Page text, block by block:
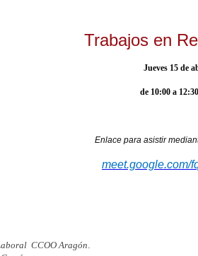
Trabajos en
Jueves 15 de
de 10:00 a 12:30
Enlace para asistir
meet.google.com/
CCOO Aragón.